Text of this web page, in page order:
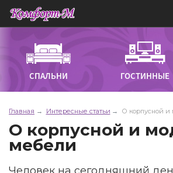
СПАЛЬНИ ГОСТИННЫЕ
Главная Интересные статьи О корпусной
О корпусной и
мебели
Человек на сегодняшний